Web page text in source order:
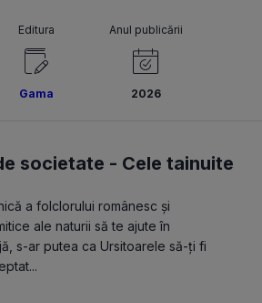
Editura
Gama
Anul publicării
2026
societate - Cele tainuite
a folclorului românesc și
ale naturii să te ajute în
s-ar putea ca Ursitoarele să-ți fi